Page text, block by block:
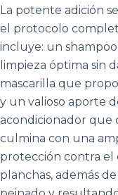
La potente adición
el protocolo
incluye: un
limpieza óptima sin
mascarilla que
y un valioso aporte
acondicionador que
culmina con una
protección contra el
planchas, además